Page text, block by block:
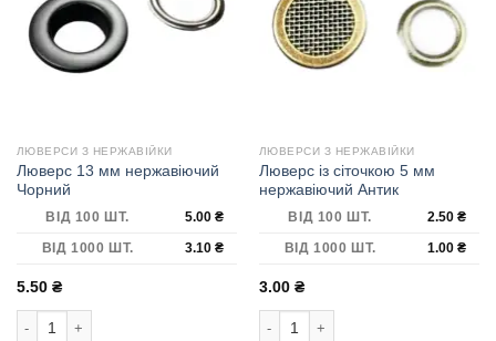
ЛЮВЕРСИ З НЕРЖАВІЙКИ
Люверс 13 мм нержавіючий
Чорний
ВІД 100 ШТ. 5.00₴
ВІД 1000 ШТ.
3.10₴
5.50 ₴
ЛЮВЕРСИ З НЕРЖАВІЙКИ
Люверс із сіточкою 5 мм
нержавіючий Антик
ВІД 100 ШТ. 2.50₴
ВІД 1000 ШТ.
1.00₴
3.00 ₴